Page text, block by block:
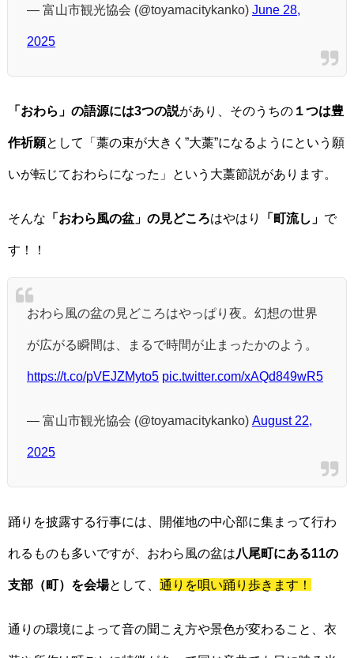
— 富山市観光協会 (@toyamacitykanko) June 28,
2025
「おわら」の語源には3つの説があり、そのうちの １つは豊
作祈願として「藁の束が大きく”大藁”になるようにという願
いが転じておわらになった」という大藁節説があります。
そんな 「おわら風の盆」の見どころはやはり 「町流し」 で
す！！
おわら風の盆の見どころはやっぱり夜。幻想の世界
が広がる瞬間は、まるで時間が止まったかのよう。
https://t.co/pVEJZMyto5 pic.twitter.com/xAQd849wR5
— 富山市観光協会 (@toyamacitykanko) August 22,
2025
踊りを披露する行事には、開催地の中心部に集まって行わ
れるものも多いですが、おわら風の盆は八尾町にある11の
支部（町）を会場として、 通りを唄い踊り歩きます！
通りの環境によって音の聞こえ方や景色が変わること、衣